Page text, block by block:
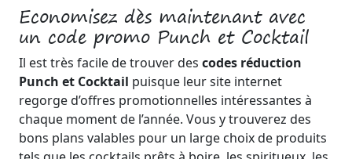
Economisez dès maintenant avec
un code promo Punch et Cocktail
Il est très facile de trouver des codes réduction
Punch et Cocktail puisque leur site internet
regorge d’offres promotionnelles intéressantes à
chaque moment de l’année. Vous y trouverez des
bons plans valables pour un large choix de produits